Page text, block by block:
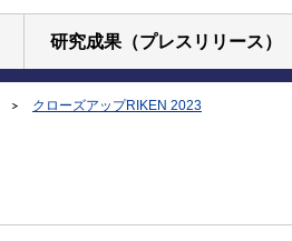
研究成果（プレスリリース）
クローズアップRIKEN 2023